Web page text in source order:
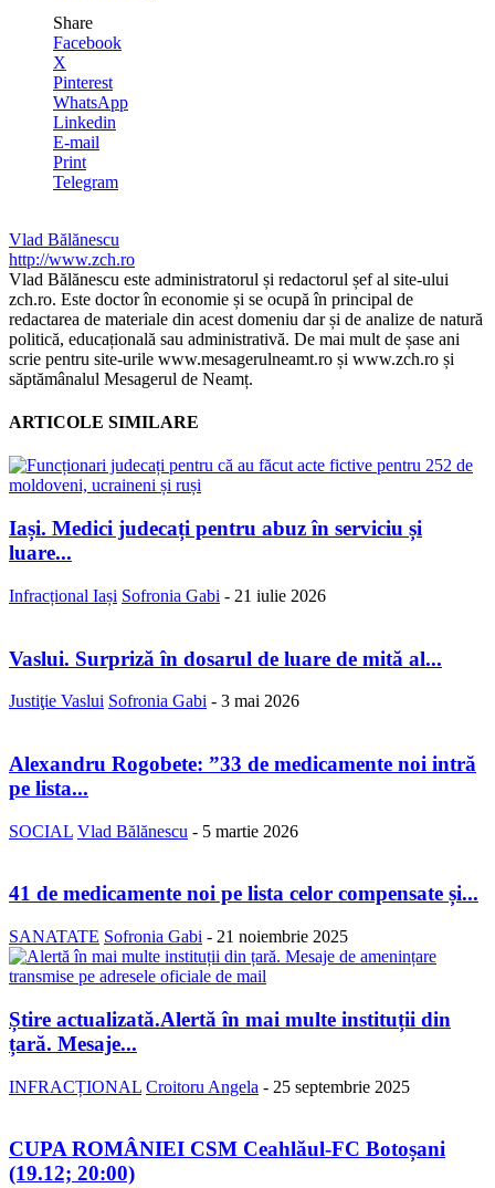
Share
Facebook
X
Pinterest
WhatsApp
Linkedin
E-mail
Print
Telegram
Vlad Bălănescu
http://www.zch.ro
Vlad Bălănescu este administratorul și redactorul șef al site-ului
zch.ro. Este doctor în economie și se ocupă în principal de
redactarea de materiale din acest domeniu dar și de analize de natură
politică, educațională sau administrativă. De mai mult de șase ani
scrie pentru site-urile www.mesagerulneamt.ro și www.zch.ro și
săptămânalul Mesagerul de Neamț.
ARTICOLE SIMILARE
Iași. Medici judecați pentru abuz în serviciu și
luare...
Infracțional Iași Sofronia Gabi - 21 iulie 2026
Vaslui. Surpriză în dosarul de luare de mită al...
Justiţie Vaslui Sofronia Gabi - 3 mai 2026
Alexandru Rogobete: ”33 de medicamente noi intră
pe lista...
SOCIAL Vlad Bălănescu - 5 martie 2026
41 de medicamente noi pe lista celor compensate și...
SANATATE Sofronia Gabi - 21 noiembrie 2025
Știre actualizată.Alertă în mai multe instituții din
țară. Mesaje...
INFRACȚIONAL Croitoru Angela - 25 septembrie 2025
CUPA ROMÂNIEI CSM Ceahlăul-FC Botoșani
(19.12; 20:00)